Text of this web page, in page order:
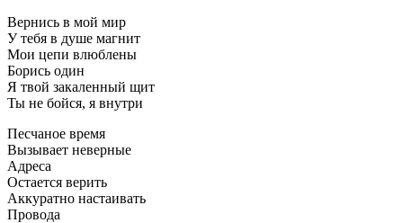
Вернись в мой мир
У тебя в душе магнит
Мои цепи влюблены
Борись один
Я твой закаленный щит
Ты не бойся, я внутри
Песчаное время
Вызывает неверные
Адреса
Остается верить
Аккуратно настаивать
Провода